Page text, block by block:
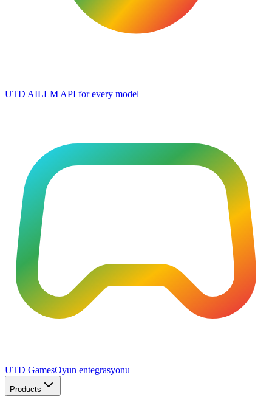
UTD AILLM API for every model
UTD GamesOyun entegrasyonu
Products